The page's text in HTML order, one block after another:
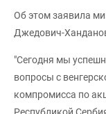
Об этом заявила
Джедович-
"Сегодня мы
вопросы с
компромисса по